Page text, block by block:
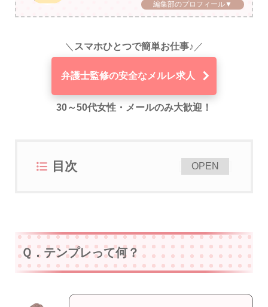
編集部のプロフィール▼
＼ スマホひとつで簡単お仕事♪ ／
弁護士監修の安全なメルレ求人
30～50代女性・メールのみ大歓迎！
目次 OPEN
Ｑ．テンプレって何？